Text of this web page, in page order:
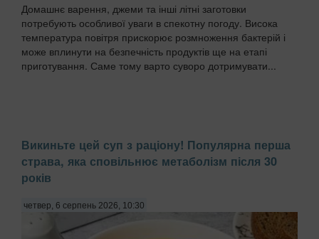
Домашнє варення, джеми та інші літні заготовки
потребують особливої уваги в спекотну погоду. Висока
температура повітря прискорює розмноження бактерій і
може вплинути на безпечність продуктів ще на етапі
приготування. Саме тому варто суворо дотримувати...
Викиньте цей суп з раціону! Популярна перша
страва, яка сповільнює метаболізм після 30
років
четвер, 6 серпень 2026, 10:30